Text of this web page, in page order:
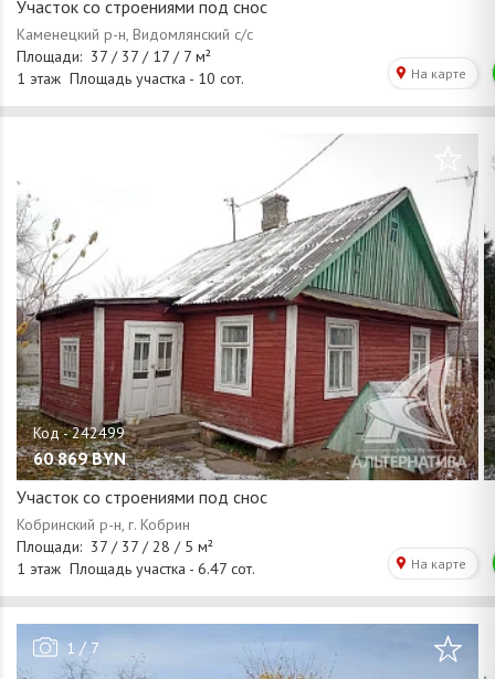
Участок со строениями под снос
60 869 BYN
Участок со строениями под снос
1 /7